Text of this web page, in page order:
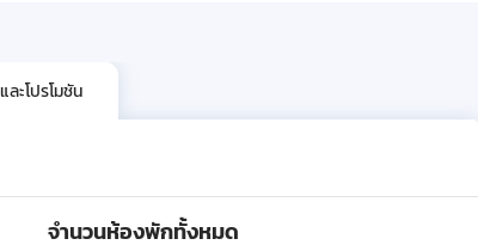
ะโปรโมชัน
จำนวนห้องพักทั้งหมด